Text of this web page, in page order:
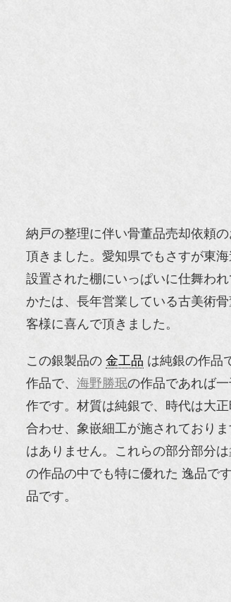
納戸の整理に伴い骨董品売却依頼
頂きました。愛知県でもさすが東
設置された棚にいっぱいに仕舞わ
かたは、長年営業している古美術
客様に喜んで頂きました。
この銀製品の 金工品 は純銀の作品
作品で、 海野勝珉の作品であれば
作です。材質は純銀で、時代は大
合わせ、象嵌細工が施されており
はありません。これらの部分部分は
の作品の中でも特に優れた 逸品で
品です。